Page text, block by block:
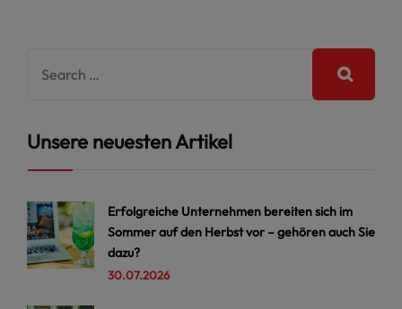
Unsere neuesten Artikel
Erfolgreiche Unternehmen bereiten sich im
Sommer auf den Herbst vor – gehören auch Sie
dazu?
30.07.2026